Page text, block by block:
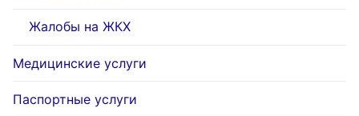
Жалобы на ЖКХ
Медицинские услуги
Паспортные услуги